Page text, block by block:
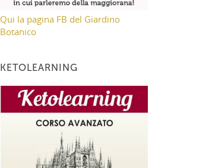
Qui la pagina FB del Giardino
Botanico
KETOLEARNING